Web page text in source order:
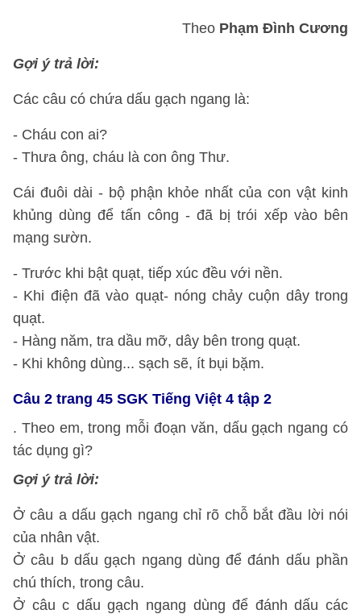
Theo Phạm Đình Cương
Gợi ý trả lời:
Các câu có chứa dấu gạch ngang là:
- Cháu con ai?
- Thưa ông, cháu là con ông Thư.
Cái đuôi dài - bộ phận khỏe nhất của con vật kinh
khủng dùng để tấn công - đã bị trói xếp vào bên
mạng sườn.
- Trước khi bật quạt, tiếp xúc đều với nền.
- Khi điện đã vào quạt- nóng chảy cuộn dây trong
quạt.
- Hàng năm, tra dầu mỡ, dây bên trong quạt.
- Khi không dùng... sạch sẽ, ít bụi bặm.
Câu 2 trang 45 SGK Tiếng Việt 4 tập 2
. Theo em, trong mỗi đoạn văn, dấu gạch ngang có
tác dụng gì?
Gợi ý trả lời:
Ở câu a dấu gạch ngang chỉ rõ chỗ bắt đầu lời nói
của nhân vật.
Ở câu b dấu gạch ngang dùng để đánh dấu phần
chú thích, trong câu.
Ở câu c dấu gạch ngang dùng để đánh dấu các